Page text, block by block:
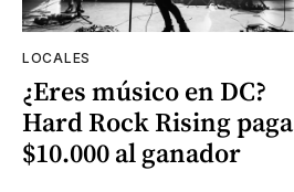
LOCALES
¿Eres músico en DC?
Hard Rock Rising paga
$10.000 al ganador